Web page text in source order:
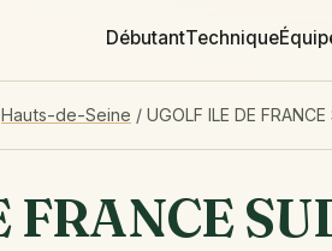
DébutantTechnique
Hauts-de-Seine / UGOLF ILE DE
FRANCE